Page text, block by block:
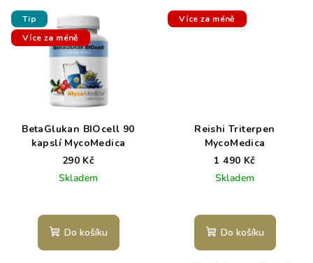
Tip
Více za méně
BetaGlukan BIOcell 90
kapslí MycoMedica
290 Kč
Skladem
Do košíku
Více za méně
Reishi Triterpen
MycoMedica
1 490 Kč
Skladem
Do košíku